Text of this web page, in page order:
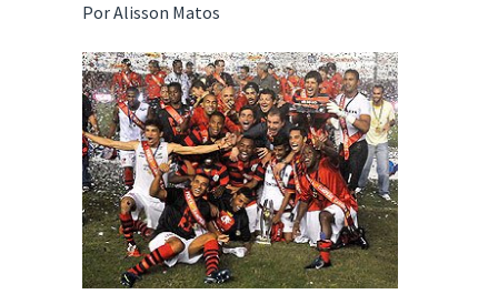
Por Alisson Matos